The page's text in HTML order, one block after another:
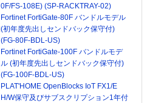
0F/FS-108E) (SP-RACKTRAY-02)
Fortinet FortiGate-80F バンドルモデル
(初年度先出しセンドバック保守付)
(FG-80F-BDL-US)
Fortinet FortiGate-100F バンドルモデ
ル (初年度先出しセンドバック保守付)
(FG-100F-BDL-US)
PLAT'HOME OpenBlocks IoT FX1/E
H/W保守及びサブスクリプション1年付